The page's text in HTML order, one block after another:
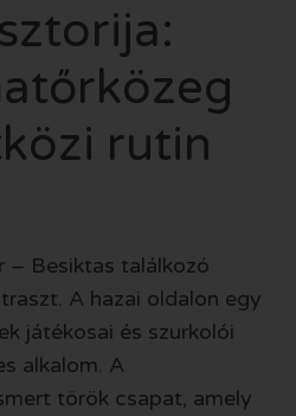
rutin
– Besiktas találkozó
A hazai oldalon egy
játékosai és szurkolói
alkalom. A
török csapat, amely